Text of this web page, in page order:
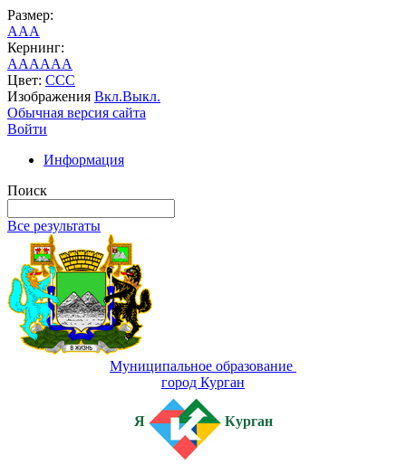
Размер:
AAA
Кернинг:
AAAAAA
Цвет: CCC
Изображения Вкл.Выкл.
Обычная версия сайта
Войти
Информация
Поиск
Все результаты
Муниципальное образование
город Курган
Я Курган